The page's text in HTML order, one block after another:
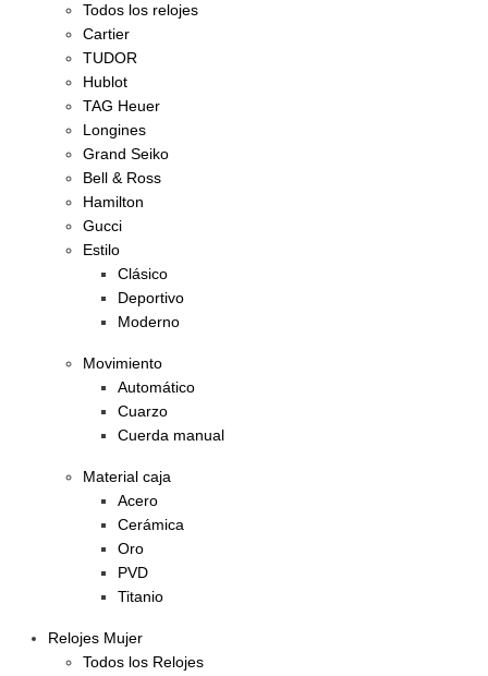
Todos los relojes
Cartier
TUDOR
Hublot
TAG Heuer
Longines
Grand Seiko
Bell & Ross
Hamilton
Gucci
Estilo
Clásico
Deportivo
Moderno
Movimiento
Automático
Cuarzo
Cuerda manual
Material caja
Acero
Cerámica
Oro
PVD
Titanio
Relojes Mujer
Todos los Relojes